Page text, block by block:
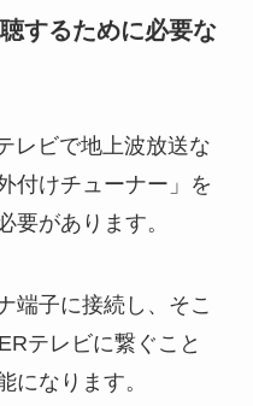
するために必要な
レビで地上波放送な
付けチューナー」を
要があります。
端子に接続し、そこ
テレビに繋ぐこと
になります。